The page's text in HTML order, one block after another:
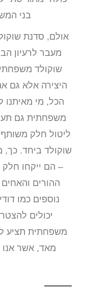
בני
אולם, סדנת
מעבר לרעיון
שוקולד
היצירה אלא גם
הכל, מי מאיתנו
משפחתית גם
ליטול חלק
שוקולד ביחד. כך,
– הם ייקחו
ההורים
נוספים כמו
יכולים
משפחתית תציע
מאד, אשר אנו